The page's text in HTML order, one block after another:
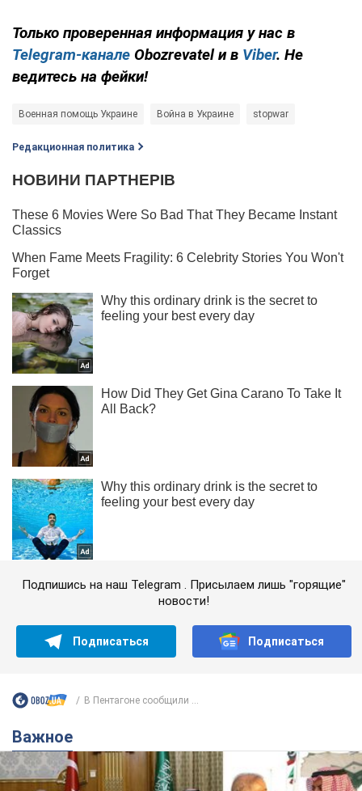
Только проверенная информация у нас в
Telegram-канале Obozrevatel и в Viber. Не
ведитесь на фейки!
Военная помощь Украине Война в Украине stopwar
Редакционная политика
Подпишись на наш Telegram . Присылаем лишь "горящие"
новости!
Подписаться Подписаться
В Пентагоне сообщили ...
Важное